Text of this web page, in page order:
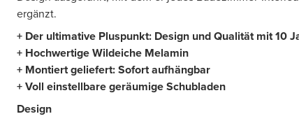
ergänzt.
+ Der ultimative Pluspunkt: Design und Qualität mit 10
+ Hochwertige Wildeiche Melamin
+ Montiert geliefert: Sofort aufhängbar
+ Voll einstellbare geräumige Schubladen
Design